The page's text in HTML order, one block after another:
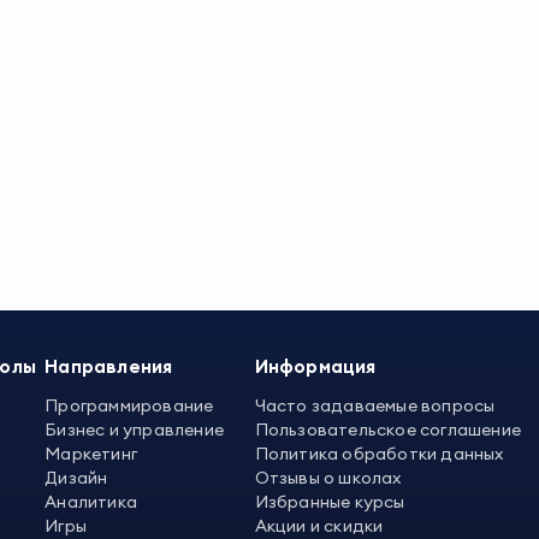
Направления
Программирование
Бизнес и управление
Маркетинг
Дизайн
Аналитика
Игры
Информация
Часто задаваемые вопросы
Пользовательское соглашение
Политика обработки данных
Отзывы о школах
Избранные курсы
Акции и скидки